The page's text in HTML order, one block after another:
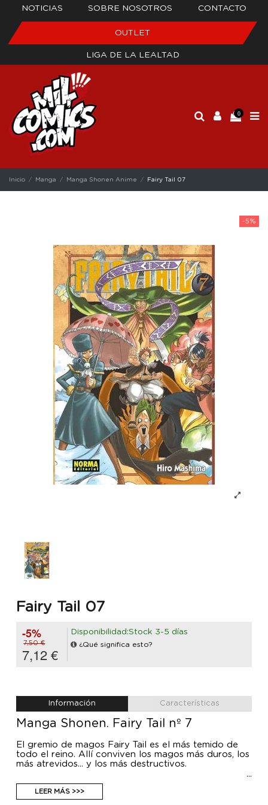
NOTICIAS SOBRE NOSOTROS CONTACTO
OUTLET
LIGA DE LA LEALTAD
0
Inicio Manga Manga Shonen Anime Fairy Tail 07
-5%
Fairy Tail 07
-5%
7,50 €
7,12 €
Disponibilidad:Stock 3-5 días
¿Qué significa esto?
Información Características
Manga Shonen. Fairy Tail nº 7
El gremio de magos Fairy Tail es el más temido de
todo el reino. Allí conviven los magos más duros, los
más atrevidos... y los más destructivos.
Lucy es una chica que quiere ingresar en Fairy Tail,
para poder desarrollar sus poderes mágicos y
cumplir los encargos que le puedan salir desde el
LEER MÁS >>>